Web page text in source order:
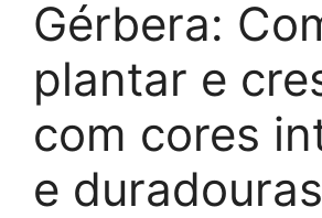
Gérbera:
plantar e
com cores
e duradouras